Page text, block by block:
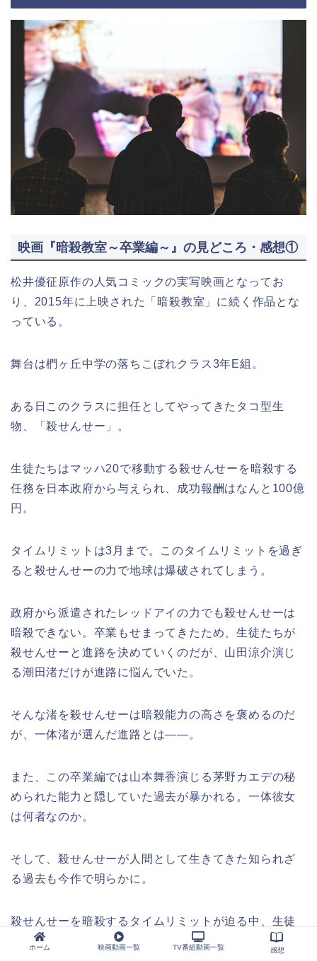
映画『暗殺教室～卒業編～』の見どころ・感想①
松井優征原作の人気コミックの実写映画となってお
り、2015年に上映された「暗殺教室」に続く作品とな
っている。
舞台は椚ヶ丘中学の落ちこぼれクラス3年E組。
ある日このクラスに担任としてやってきたタコ型生
物、「殺せんせー」。
生徒たちはマッハ20で移動する殺せんせーを暗殺する
任務を日本政府から与えられ、成功報酬はなんと100億
円。
タイムリミットは3月まで。このタイムリミットを過ぎ
ると殺せんせーの力で地球は爆破されてしまう。
政府から派遣されたレッドアイの力でも殺せんせーは
暗殺できない。卒業もせまってきたため、生徒たちが
殺せんせーと進路を決めていくのだが、山田涼介演じ
る潮田渚だけが進路に悩んでいた。
そんな渚を殺せんせーは暗殺能力の高さを褒めるのだ
が、一体渚が選んだ進路とは――。
また、この卒業編では山本舞香演じる茅野カエデの秘
められた能力と隠していた過去が暴かれる。一体彼女
は何者なのか。
そして、殺せんせーが人間として生きてきた知られざ
る過去も今作で明らかに。
殺せんせーを暗殺するタイムリミットが迫る中、生徒
たちは一人一人の特性を生かしながら殺せんせーを救
ホーム 映画動画一覧 TV番組動画一覧 感想